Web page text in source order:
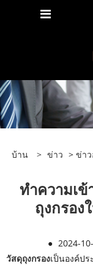
บ้าน > ข่าว > ข่า
ทำความเ
ถุงกรอง
● 2024-
วัสดุถุงกรองเป็นองค์ป